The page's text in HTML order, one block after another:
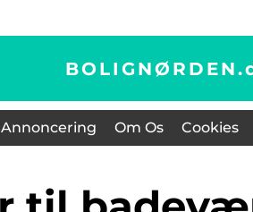
BOLIGNØRDEN.
Annoncering Om Os Cookies